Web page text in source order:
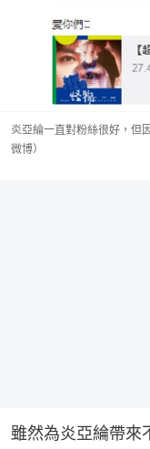
炎亞綸一直對粉絲很好，但
微博）
雖然為炎亞綸帶來